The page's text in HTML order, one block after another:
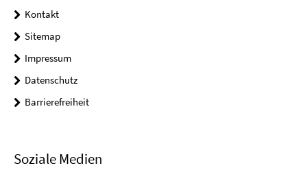
Kontakt
Sitemap
Impressum
Datenschutz
Barrierefreiheit
Soziale Medien